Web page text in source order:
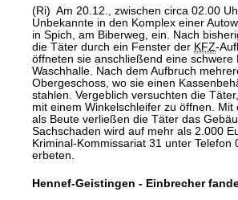
(Ri) Am 20.12., zwischen circa 02.00
Unbekannte in den Komplex einer
in Spich, am Biberweg, ein. Nach
die Täter durch ein Fenster der KFZ-
öffneten sie anschließend eine schwere
Waschhalle. Nach dem Aufbruch
Obergeschoss, wo sie einen
stahlen. Vergeblich versuchten die
mit einem Winkelschleifer zu öffnen.
als Beute verließen die Täter das
Sachschaden wird auf mehr als 2.000
Kriminal-Kommissariat 31 unter
erbeten.
Hennef-Geistingen - Einbrecher